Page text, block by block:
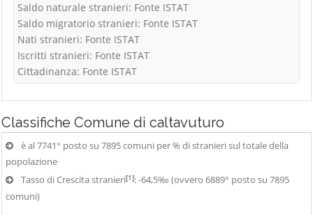
Saldo naturale stranieri: Fonte ISTAT
Saldo migratorio stranieri: Fonte ISTAT
Nati stranieri: Fonte ISTAT
Iscritti stranieri: Fonte ISTAT
Cittadinanza: Fonte ISTAT
Classifiche Comune di caltavuturo
è al 7741° posto su 7895 comuni per % di stranieri sul totale della
popolazione
Tasso di Crescita stranieri[1]: -64,5‰ (ovvero 6889° posto su 7895
comuni)